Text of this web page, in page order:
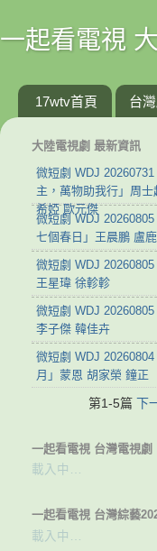
一起看電視
17wtv首頁 台
大陸電視劇 最新資訊
微短劇 WDJ
主，萬物助我行」周
希婭 歐元傑
微短劇 WDJ
七個春日」王晨鵬 盧
微短劇 WDJ 20260805
王星瑋 徐軫軫
微短劇 WDJ 20260805
李子傑 韓佳卉
微短劇 WDJ
月」蒙恩 胡家榮 鐘正
第1-5篇 下
一起看電視 台灣電視劇
載入中…
一起看電視 台灣綜藝
載入中…